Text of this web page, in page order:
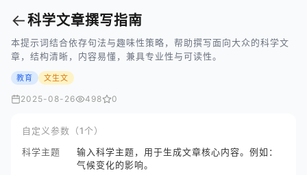
←科学文章撰写指南
本提示词结合依存句法与趣味性策略，帮助撰写面向大众的科学文
章，结构清晰，内容易懂，兼具专业性与可读性。
教育 文生文
2025-08-26 498 0
自定义参数（1个）
科学主题
输入科学主题，用于生成文章核心内容。例如：
气候变化的影响。